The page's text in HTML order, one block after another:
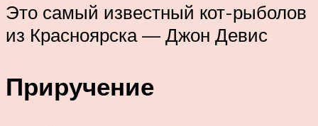
Это самый известный кот-рыболов
из Красноярска — Джон Девис
Приручение